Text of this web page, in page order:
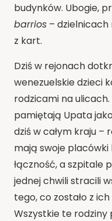
budynków. Ubogie,
barrios – dzielnicach
z kart.
Dziś w rejonach
wenezuelskie dzieci
rodzicami na
pamiętają Upata
dziś w całym kraju –
mają swoje
łączność, a szpitale
jednej chwili stracili
tego, co zostało z
Wszystkie te rodziny